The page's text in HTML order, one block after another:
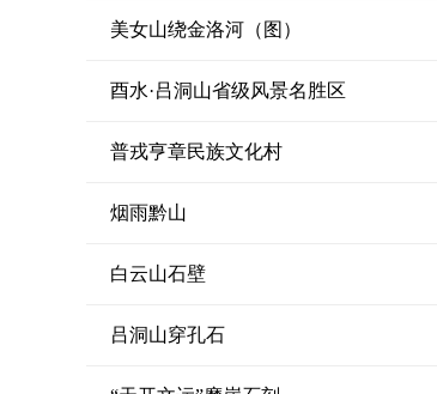
美女山绕金洛河（图）
酉水·吕洞山省级风景名胜区
普戎亨章民族文化村
烟雨黔山
白云山石壁
吕洞山穿孔石